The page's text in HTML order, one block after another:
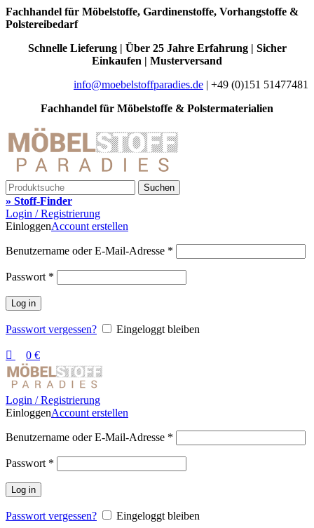
Fachhandel für Möbelstoffe, Gardinenstoffe, Vorhangstoffe &
Polstereibedarf
Schnelle Lieferung | Über 25 Jahre Erfahrung | Sicher
Einkaufen | Musterversand
info@moebelstoffparadies.de | +49 (0)151 51477481
Fachhandel für Möbelstoffe & Polstermaterialien
Suchen
» Stoff-Finder
Login / Registrierung
EinloggenAccount erstellen
Benutzername oder E-Mail-Adresse *
Passwort *
Log in
Passwort vergessen? Eingeloggt bleiben
0 €
Login / Registrierung
EinloggenAccount erstellen
Benutzername oder E-Mail-Adresse *
Passwort *
Log in
Passwort vergessen? Eingeloggt bleiben